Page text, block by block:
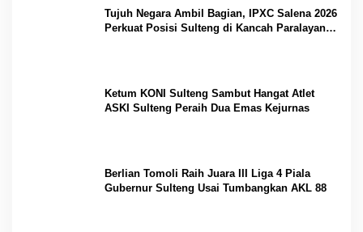
Tujuh Negara Ambil Bagian, IPXC Salena 2026
Perkuat Posisi Sulteng di Kancah Paralayang
Ketum KONI Sulteng Sambut Hangat Atlet
ASKI Sulteng Peraih Dua Emas Kejurnas
Berlian Tomoli Raih Juara III Liga 4 Piala
Gubernur Sulteng Usai Tumbangkan AKL 88